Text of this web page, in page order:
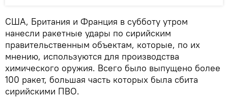
США, Британия и Франция в субботу утром
нанесли ракетные удары по сирийским
правительственным объектам, которые, по их
мнению, используются для производства
химического оружия. Всего было выпущено более
100 ракет, большая часть которых была сбита
сирийскими ПВО.